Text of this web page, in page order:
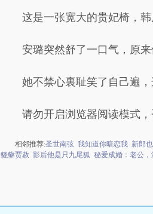
这是一张宽大的贵妃椅，
安璐突然舒了一口气，原
她不禁心裏耻笑了自己遍
请勿开启浏览器阅读模式
相邻推荐:圣世南弦 我知道你暗恋我 新郎
貔貅贾赦 影后他是只九尾狐 秘爱成婚：老公，